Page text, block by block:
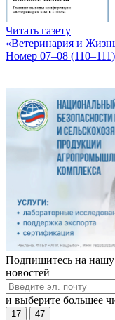
Читать газету
«Ветеринария и
Номер 07–08
Подпишитесь на нашу
новостей
и выберите большее
17 47